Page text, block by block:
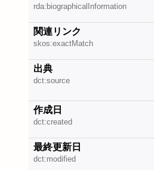
rda:biographicalInformation
関連リンク
skos:exactMatch
出典
dct:source
作成日
dct:created
最終更新日
dct:modified